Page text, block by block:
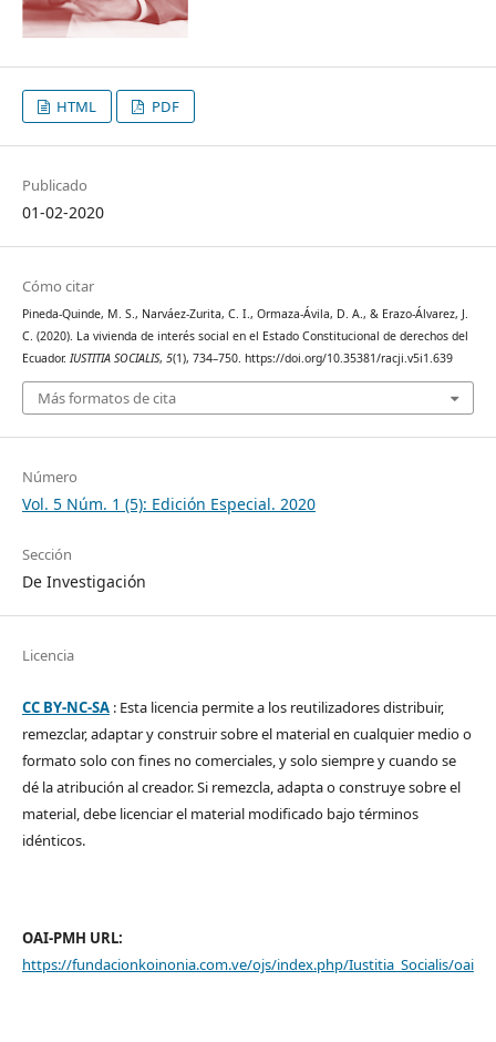
HTML PDF
Publicado
01-02-2020
Cómo citar
Pineda-Quinde, M. S., Narváez-Zurita, C. I., Ormaza-Ávila, D. A., & Erazo-Álvarez, J.
C. (2020). La vivienda de interés social en el Estado Constitucional de derechos del
Ecuador. IUSTITIA SOCIALIS, 5(1), 734–750. https://doi.org/10.35381/racji.v5i1.639
Más formatos de cita
Número
Vol. 5 Núm. 1 (5): Edición Especial. 2020
Sección
De Investigación
Licencia
CC BY-NC-SA: Esta licencia permite a los reutilizadores distribuir,
remezclar, adaptar y construir sobre el material en cualquier medio o
formato solo con fines no comerciales, y solo siempre y cuando se
dé la atribución al creador. Si remezcla, adapta o construye sobre el
material, debe licenciar el material modificado bajo términos
idénticos.
OAI-PMH URL:
https://fundacionkoinonia.com.ve/ojs/index.php/Iustitia_Socialis/oai